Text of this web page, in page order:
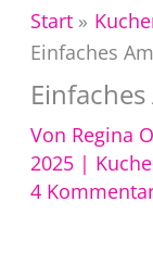
Start
Einfaches
Von Regina
2025 |
4